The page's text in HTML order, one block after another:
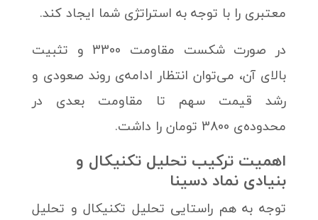
معتبری را با توجه به استراتژی شما ایجاد کند.
در صورت شکست مقاومت 3300 و تثبیت
بالای آن، می‌توان انتظار ادامه‌ی روند صعودی و
رشد قیمت سهم تا مقاومت بعدی در
محدوده‌ی 3800 تومان را داشت.
اهمیت ترکیب تحلیل تکنیکال و
بنیادی نماد دسینا
توجه به هم راستایی تحلیل تکنیکال و تحلیل